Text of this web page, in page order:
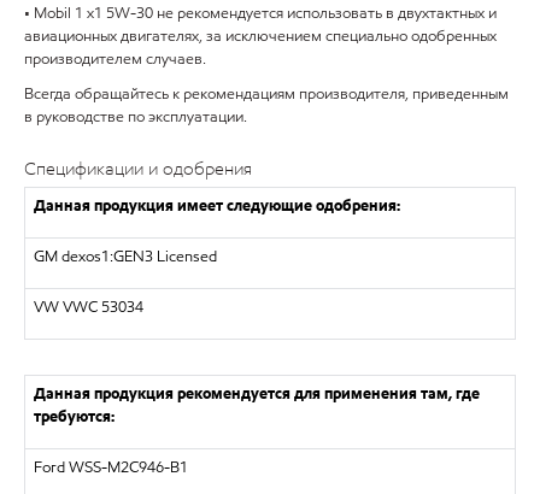
• Mobil 1 x1 5W-30 не рекомендуется использовать в двухтактных и
авиационных двигателях, за исключением специально одобренных
производителем случаев.
Всегда обращайтесь к рекомендациям производителя, приведенным
в руководстве по эксплуатации.
Спецификации и одобрения
Данная продукция имеет следующие одобрения:
GM dexos1:GEN3 Licensed
VW VWC 53034
Данная продукция рекомендуется для применения там, где
требуются:
Ford WSS-M2C946-B1